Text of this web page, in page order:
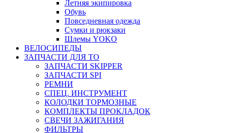
Летняя экипировка
Обувь
Повседневная одежда
Сумки и рюкзаки
Шлемы YOKO
ВЕЛОСИПЕДЫ
ЗАПЧАСТИ ДЛЯ ТО
ЗАПЧАСТИ SKIPPER
ЗАПЧАСТИ SPI
РЕМНИ
СПЕЦ. ИНСТРУМЕНТ
КОЛОДКИ ТОРМОЗНЫЕ
КОМПЛЕКТЫ ПРОКЛАДОК
СВЕЧИ ЗАЖИГАНИЯ
ФИЛЬТРЫ